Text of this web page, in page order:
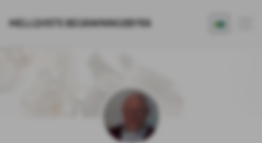
MELLQVISTS BEGRAVNINGSBYRÅ